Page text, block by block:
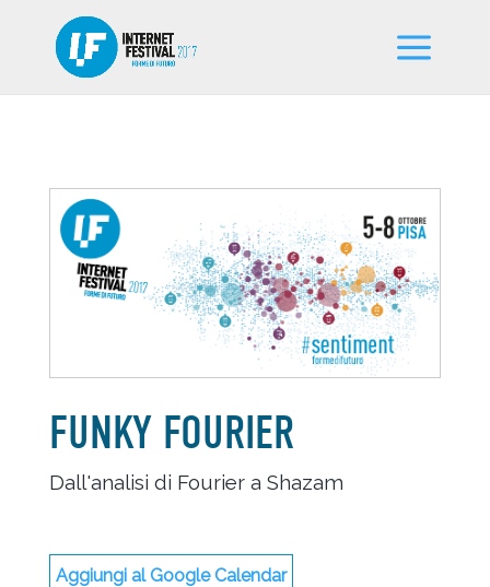
FUNKY FOURIER
Dall'analisi di Fourier a Shazam
Aggiungi al Google Calendar